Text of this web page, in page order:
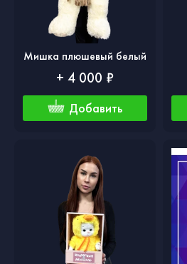
Мишка плюшевый белый
+ 4 000 ₽
Добавить